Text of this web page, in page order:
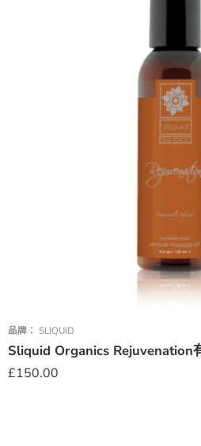
品牌： SLIQUID
Sliquid Organics Rejuvenation
£150.00